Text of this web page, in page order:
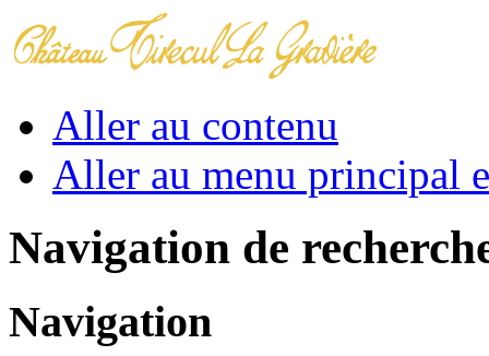
Aller au contenu
Aller au menu principal
Navigation de
Navigation